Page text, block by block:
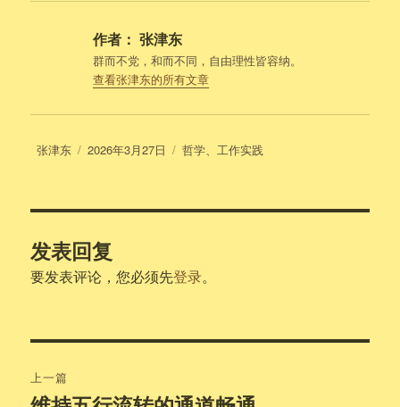
作者： 张津东
群而不党，和而不同，自由理性皆容纳。
查看张津东的所有文章
作
张津东
发
2026年3月27日
分
哲学、工作实践
发表回复
要发表评论，您必须先登录。
章
上一篇